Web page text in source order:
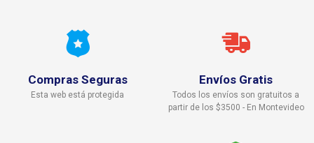
Compras Seguras
Esta web está protegida
Envíos Gratis
Todos los envíos son gratuitos a
partir de los $3500 - En Montevideo